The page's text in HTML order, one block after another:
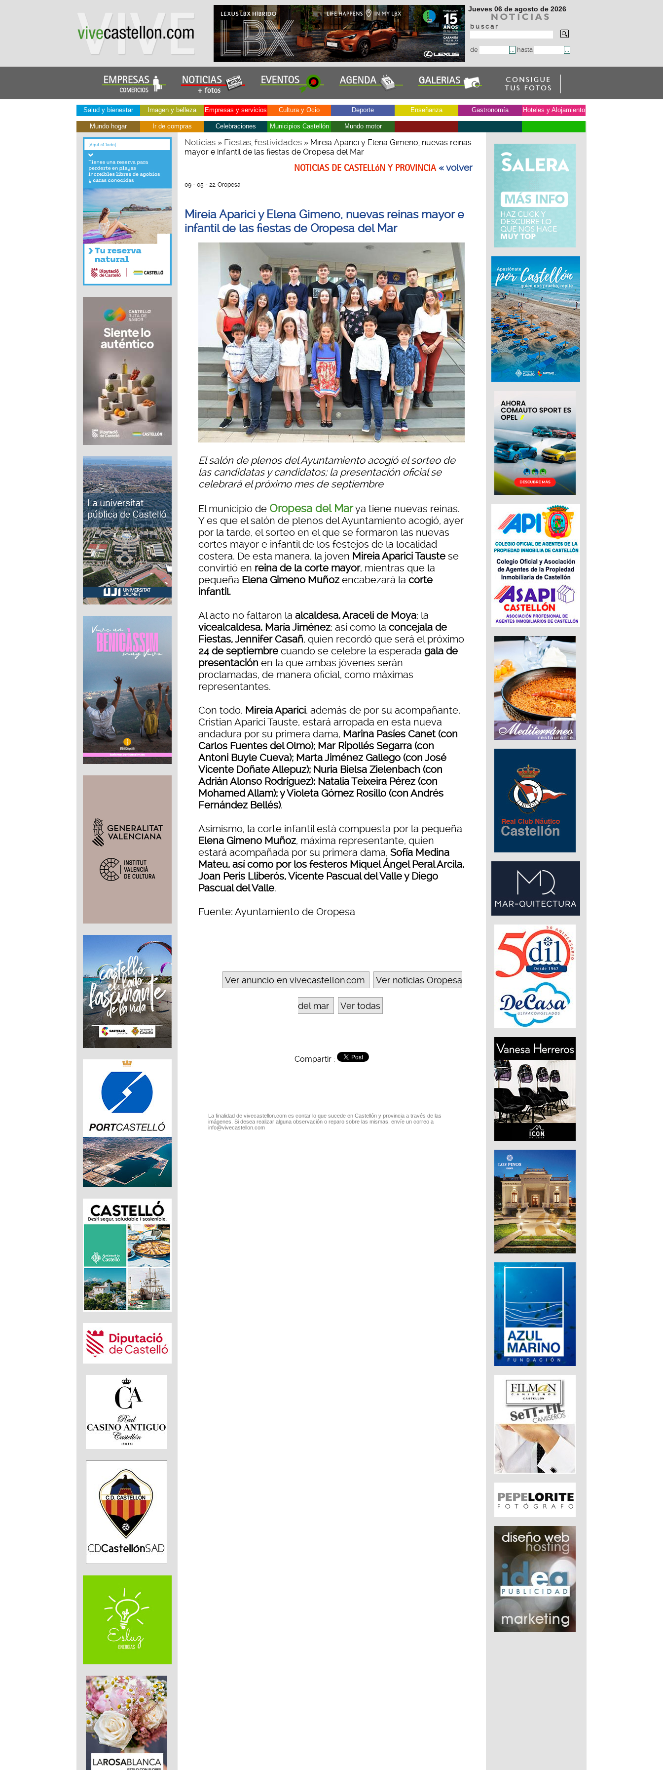
Jueves 06 de agosto de 2026
b u s c a r
de hasta
Salud y bienestar Imagen y belleza Empresas y servicios Cultura y Ocio Deporte Enseñanza Gastronomía Hoteles y Alojamiento
Mundo hogar Ir de compras Celebraciones Municipios Castellón Mundo motor
Noticias» Fiestas, festividades» Mireia Aparici y Elena Gimeno, nuevas reinas
mayor e infantil de las fiestas de Oropesa del Mar
NOTICIAS DE CASTELLóN Y PROVINCIA« volver
09 - 05 - 22, Oropesa
Mireia Aparici y Elena Gimeno, nuevas reinas mayor e
infantil de las fiestas de Oropesa del Mar
El salón de plenos del Ayuntamiento acogió el sorteo de
las candidatas y candidatos; la presentación oficial se
celebrará el próximo mes de septiembre
El municipio de Oropesa del Marya tiene nuevas reinas.
Y es que el salón de plenos del Ayuntamiento acogió, ayer
por la tarde, el sorteo en el que se formaron las nuevas
cortes mayor e infantil de los festejos de la localidad
costera. De esta manera, la joven Mireia Aparici Tauste se
convirtió en reina de la corte mayor, mientras que la
pequeña Elena Gimeno Muñoz encabezará la corte
infantil.
Al acto no faltaron la alcaldesa, Araceli de Moya; la
vicealcaldesa, María Jiménez; así como la concejala de
Fiestas, Jennifer Casañ, quien recordó que será el próximo
24 de septiembre cuando se celebre la esperada gala de
presentación en la que ambas jóvenes serán
proclamadas, de manera oficial, como máximas
representantes.
Con todo, Mireia Aparici, además de por su acompañante,
Cristian Aparici Tauste, estará arropada en esta nueva
andadura por su primera dama, Marina Pasíes Canet (con
Carlos Fuentes del Olmo); Mar Ripollés Segarra (con
Antoni Buyle Cueva); Marta Jiménez Gallego (con José
Vicente Doñate Allepuz); Nuria Bielsa Zielenbach (con
Adrián Alonso Rodríguez); Natalia Teixeira Pérez (con
Mohamed Allam); y Violeta Gómez Rosillo (con Andrés
Fernández Bellés).
Asimismo, la corte infantil está compuesta por la pequeña
Elena Gimeno Muñoz, máxima representante, quien
estará acompañada por su primera dama, Sofía Medina
Mateu, así como por los festeros Miquel Ángel Peral Arcila,
Joan Peris Lliberós, Vicente Pascual del Valle y Diego
Pascual del Valle.
Fuente: Ayuntamiento de Oropesa
Ver anuncio en vivecastellon.com Ver noticias Oropesa
del mar Ver todas
Compartir :
La finalidad de vivecastellon.com es contar lo que sucede en Castellón y provincia a través de las
imágenes. Si desea realizar alguna observación o reparo sobre las mismas, envíe un correo a
info@vivecastellon.com